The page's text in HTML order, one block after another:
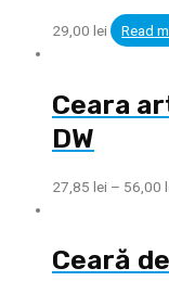
29,00 lei Read
Ceara
DW
27,85 lei – 56,00
Ceară